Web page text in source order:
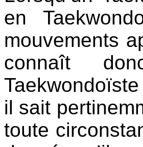
en
mouvements
connaît
il sait
toute